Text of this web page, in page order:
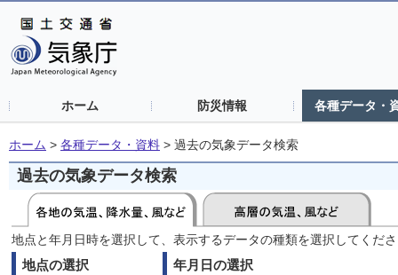
ホーム 防災情報 各種データ・
ホーム > 各種データ・資料 > 過去の気象データ検索
過去の気象データ検索
地点と年月日時を選択して、表示するデータの種類を選択してくだ
地点の選択 年月日の選択